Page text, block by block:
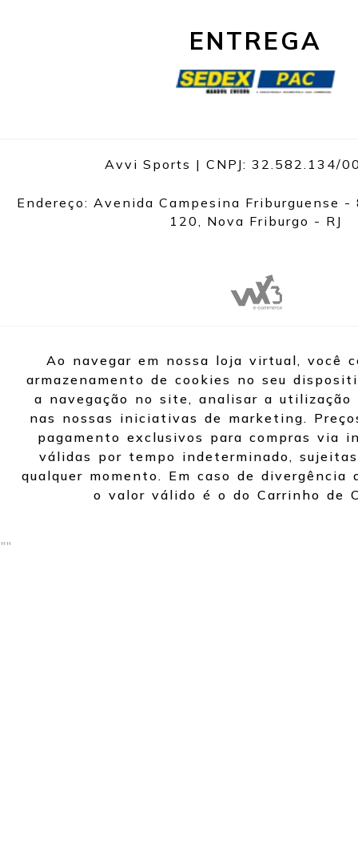
ENTREGA
Avvi Sports | CNPJ: 32.582.134/
Endereço: Avenida Campesina Friburguense
120, Nova Friburgo - RJ
Ao navegar em nossa loja virtual, você
armazenamento de cookies no seu
a navegação no site, analisar a
nas nossas iniciativas de marketing.
pagamento exclusivos para compras via
válidas por tempo indeterminado,
qualquer momento. Em caso de divergência
o valor válido é o do Carrinho de
""